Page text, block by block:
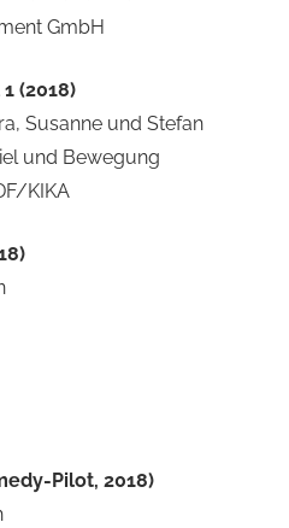
GmbH
(2018)
Susanne und Stefan
und Bewegung
KIKA
Pilot, 2018)